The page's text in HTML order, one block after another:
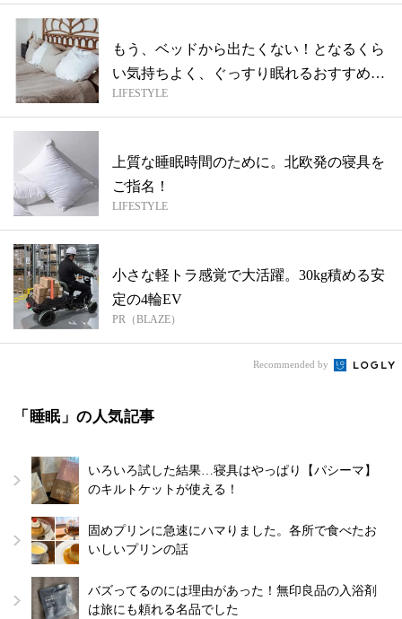
もう、ベッドから出たくない！となるくら
い気持ちよく、ぐっすり眠れるおすすめ寝
具
LIFESTYLE
上質な睡眠時間のために。北欧発の寝具を
ご指名！
LIFESTYLE
小さな軽トラ感覚で大活躍。30kg積める安
定の4輪EV
PR（BLAZE）
Recommended by
「睡眠」の人気記事
いろいろ試した結果…寝具はやっぱり【パシーマ】
のキルトケットが使える！
固めプリンに急速にハマりました。各所で食べたお
いしいプリンの話
バズってるのには理由があった！無印良品の入浴剤
は旅にも頼れる名品でした